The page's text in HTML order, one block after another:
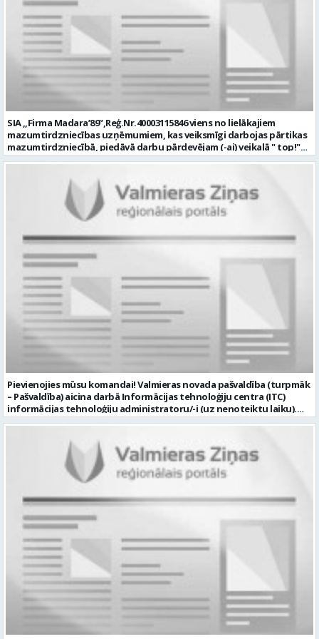
SIA „Firma Madara’89”,Reģ.Nr.40003115846 viens no lielākajiem
mazumtirdzniecības uzņēmumiem, kas veiksmīgi darbojas pārtikas
mazumtirdzniecībā, piedāvā darbu pārdevējam (-ai) veikalā " top!"
DIKĻI, Dikļu pag., Valmieras nov. Galvenie darba pienākumi: Pārtikas
Preču pieņemšana, pasūtīšana, uzskaite, izvietošana tirdzniecības
zālē; Preču realizācijas termiņu, marķējuma, kvalitātes,
uzglabāšanas apstākļu un atbilstošas temperatūras kontrole;
Darba laiku maiņās no plkst. 8.00-22.00 Prasības kandidātiem: Labas
komunikācijas prasmes; Vēlama pieredze pārtikas tirdzniecībā;
Precizitāte, atbildības sajūta. Piedāvājam: Darba algu no 900-950 EUR
(bruto); "top! Labumu karti" pusdienu un pārtikas preču iegādei
summā līdz 700 EUR gadā (pēc 3 mēnešiem); Īpaši labumi pirkumiem
mūsu veikalos; Veselības apdrošināšanu un papildus bonusus pēc
nostrādāta gada; Kompensāciju redzes korekcijas līdzekļiem 100
EUR; Svētku dāvanas un pasākumus; Apmaksātus
papildatvaļinājumus. CV lūdzam sūtīt uz e-pastu: cv@madara89.lv,
ar norādi – pārdevējs (a) "top!" DIKĻI vai pieteikties WhatsApp: +371
25704221 Profesija: MAZUMTIRDZNIECĪBAS VEIKALA PĀRDEVĒJS Algas
izmaksas veids: Laika darba alga Darba vietas adrese: LATVIJA, Dikļi,
Dikļu pag., Valmieras nov. Darba laika veids: Maiņu darbs Darba
veids: Darbinieka amats uz noteiktu laiku Slodze: Viena vesela
slodze Darbības joma: Tirdzniecība / Mārketings Pieteikto vietu
skaits: 1 Līgums: Darbinieka amats uz noteiktu laiku Aktuāla līdz:
2026-08-24 Kontaktpersona: top! DIKĻI, Dikļu pag., Valmieras nov. vai
pieteikties personīgi, vai WhatsApp Izglītības līmenis: Vispārējā
pamatizglītība
Pievienojies mūsu komandai! Valmieras novada pašvaldība (turpmāk
– Pašvaldība) aicina darbā Informācijas tehnoloģiju centra (ITC)
informācijas tehnoloģiju administratoru/-i (uz nenoteiktu laiku).
Darba vieta: Rūjienas un Naukšēnu apvienību teritorijās Ja Tev ir
(turpmāk – IKT) saistīto problēmu pieteikumu pārvaldību un
operatīvu risināšanu; nodrošināt datortehnikas lietotāju atbalstu
un ar to saistīto problēmsituāciju risināšanu; uzstādīt, konfigurēt,
diagnosticēt un modernizēt Pašvaldības iestāžu datortehniku,
datortīklus un programmatūru, novērst kļūmes to darbībā;
kontrolēt ārējo pakalpojumu sniedzēju darbu izpildi Pašvaldības
iestādēs infrastruktūras uzturēšanā; sagatavot priekšlikumus par
IKT nomaiņu un efektīvāku izmantošanu; un ja Tev ir: vismaz vidējā
profesionālā izglītība informācijas tehnoloģiju jomā; darba
pieredze (ar informācijas tehnoloģijām saistītā jomā); izpratne par
datortehnikas un biroja tehnikas uzbūvi un problēmu risināšanas
secību; izpratne par datortīkla uzbūvi, tīkla iekārtu darbības
principiem; valsts valodas prasmes atbilstoši Valsts valodas likuma
prasībām; kompetences: ļoti labas organizatoriskās un saskarsmes
spējas, argumentācijas prasme; prasme patstāvīgi pieņemt
lēmumus; analītiskās spējas; augsta atbildības sajūta; precizitāte;